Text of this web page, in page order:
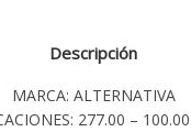
Descripción
MARCA: ALTERNATIVA
277.00 –